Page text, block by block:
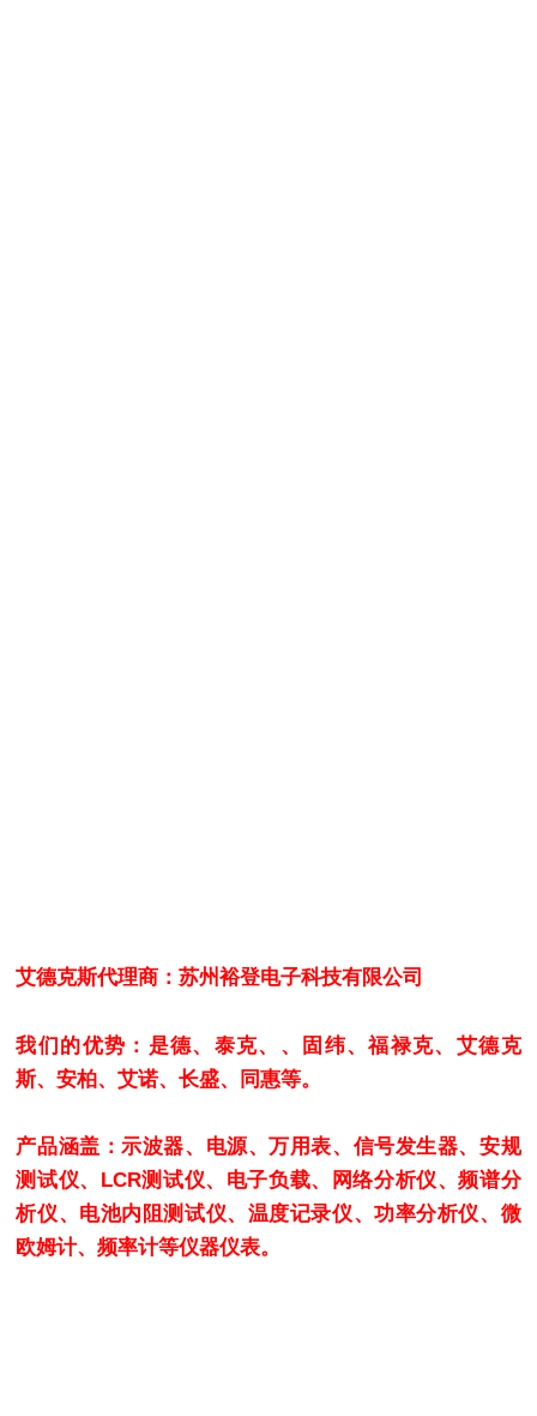
艾德克斯代理商：苏州裕登电子科技有限公司
我们的优势：是德、泰克、、固纬、福禄克、艾德克
斯、安柏、艾诺、长盛、同惠等。
产品涵盖：示波器、电源、万用表、信号发生器、安规
测试仪、LCR测试仪、电子负载、网络分析仪、频谱分
析仪、电池内阻测试仪、温度记录仪、功率分析仪、微
欧姆计、频率计等仪器仪表。